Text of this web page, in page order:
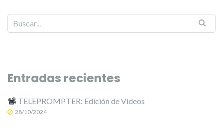
Entradas recientes
TELEPROMPTER: Edición de Videos
28/10/2024